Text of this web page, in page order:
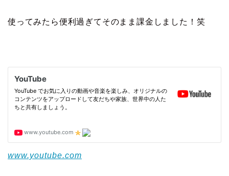
使ってみたら便利過ぎてそのまま課金しました！笑
www.youtube.com